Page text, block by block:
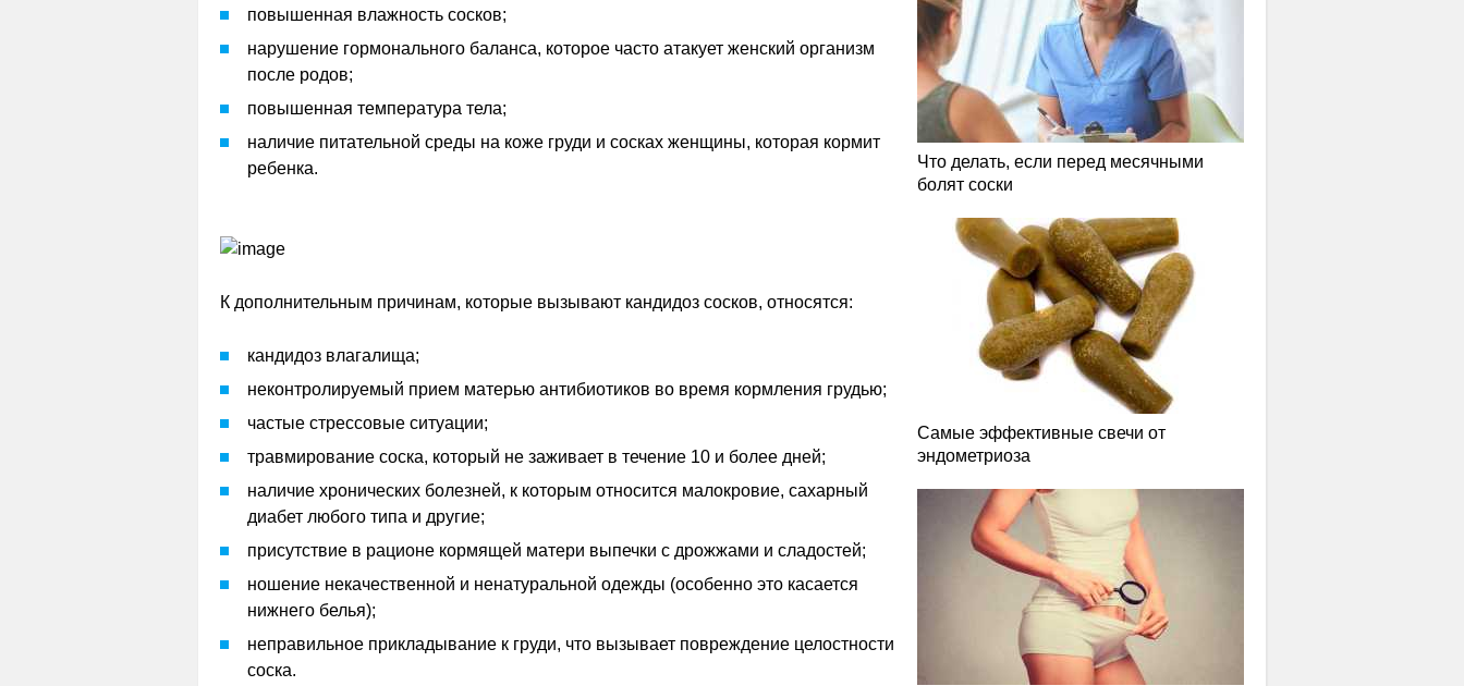
повышенная влажность сосков;
нарушение гормонального баланса, которое часто атакует женский организм
после родов;
повышенная температура тела;
наличие питательной среды на коже груди и сосках женщины, которая кормит
ребенка.
К дополнительным причинам, которые вызывают кандидоз сосков, относятся:
кандидоз влагалища;
неконтролируемый прием матерью антибиотиков во время кормления грудью;
частые стрессовые ситуации;
травмирование соска, который не заживает в течение 10 и более дней;
наличие хронических болезней, к которым относится малокровие, сахарный
диабет любого типа и другие;
присутствие в рационе кормящей матери выпечки с дрожжами и сладостей;
ношение некачественной и ненатуральной одежды (особенно это касается
нижнего белья);
неправильное прикладывание к груди, что вызывает повреждение целостности
соска.
Что делать, если перед месячными
болят соски
Самые эффективные свечи от
эндометриоза